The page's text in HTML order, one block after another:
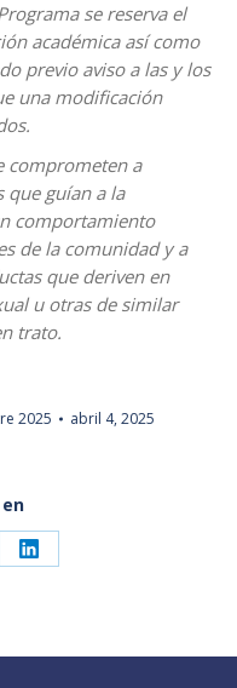
se reserva el
académica así como
previo aviso a las y los
una modificación
comprometen a
guían a la
comportamiento
de la comunidad y a
que deriven en
u otras de similar
trato.
2025 abril 4, 2025
Share